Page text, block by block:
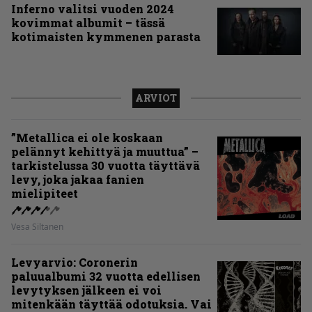
Inferno valitsi vuoden 2024
kovimmat albumit – tässä
kotimaisten kymmenen parasta
ARVIOT
”Metallica ei ole koskaan
pelännyt kehittyä ja muuttua” –
tarkistelussa 30 vuotta täyttävä
levy, joka jakaa fanien
mielipiteet
Vesa Siltanen
Levyarvio: Coronerin
paluualbumi 32 vuotta edellisen
levytyksen jälkeen ei voi
mitenkään täyttää odotuksia. Vai